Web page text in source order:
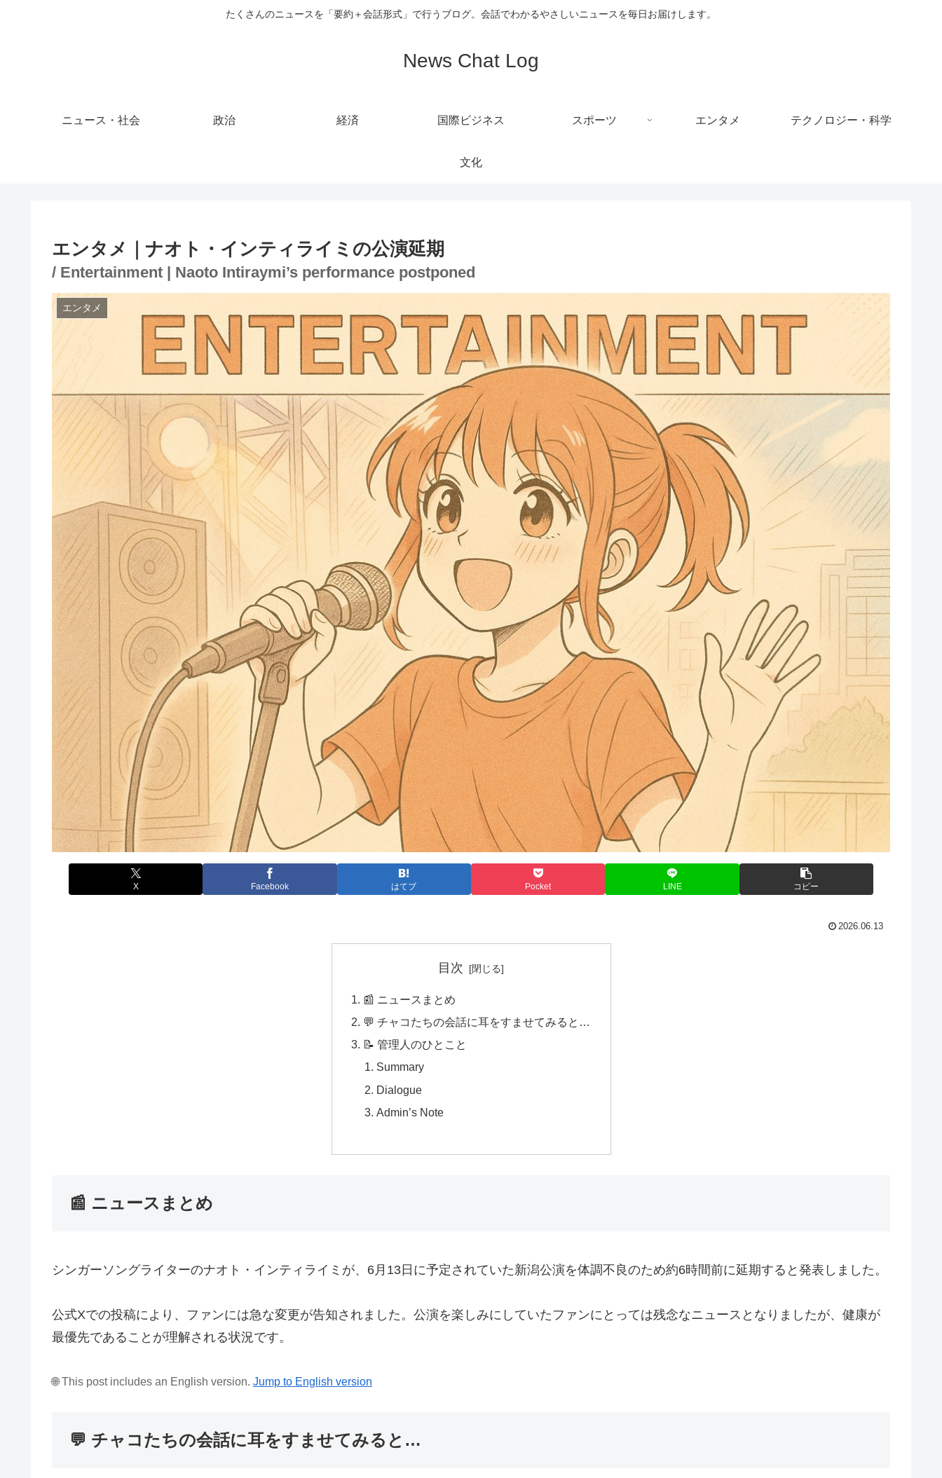
たくさんのニュースを「要約＋会話形式」で行うブログ。会話でわかるやさしいニュースを毎日お届けします。
News Chat Log
ニュース・社会 政治 経済 国際ビジネス スポーツ エンタメ テクノロジー・科学
文化
エンタメ｜ナオト・インティライミの公演延期
/ Entertainment | Naoto Intiraymi’s performance postponed
エンタメ
X Facebook はてブ Pocket LINE コピー
2026.06.13
目次
📰 ニュースまとめ
💬 チャコたちの会話に耳をすませてみると…
📝 管理人のひとこと
Summary
Dialogue
Admin’s Note
📰 ニュースまとめ
シンガーソングライターのナオト・インティライミが、6月13日に予定されていた新潟公演を体調不良のため約6時間前に延期すると発表しました。
公式Xでの投稿により、ファンには急な変更が告知されました。公演を楽しみにしていたファンにとっては残念なニュースとなりましたが、健康が
最優先であることが理解される状況です。
🌐 This post includes an English version. Jump to English version
💬 チャコたちの会話に耳をすませてみると…